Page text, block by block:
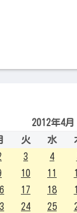
2012年4月
火 水
3 4
10 11
17 18
24 25